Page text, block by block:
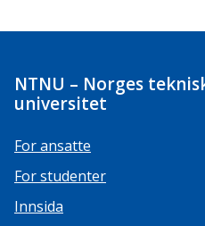
NTNU – Norges
universitet
For ansatte
For studenter
Innsida